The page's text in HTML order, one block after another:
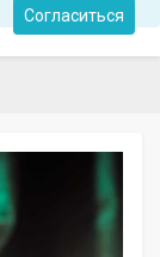
Согласиться